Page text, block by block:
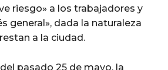
riesgo» a los trabajadores y
general», dada la naturaleza
a la ciudad.
pasado 25 de mayo, la